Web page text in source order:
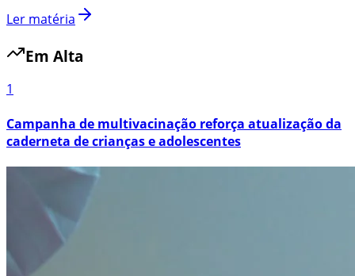
Ler matéria
Em Alta
1
Campanha de multivacinação reforça atualização da
caderneta de crianças e adolescentes